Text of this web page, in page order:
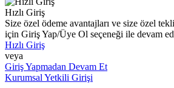
Hızlı Giriş
Size özel ödeme avantajları ve size özel
için Giriş Yap/Üye Ol seçeneği ile devam
Hızlı Giriş
veya
Giriş Yapmadan Devam Et
Kurumsal Yetkili Girişi